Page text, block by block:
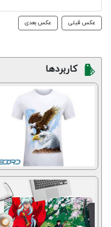
عکس قبلی عکس بعدی
کاربردها